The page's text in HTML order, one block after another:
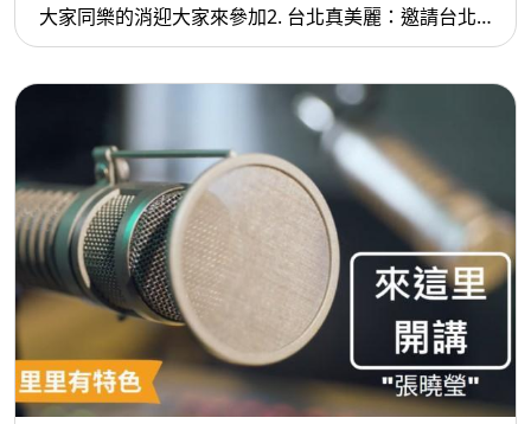
大家同樂的消迎大家來參加2. 台北真美麗：邀請台北
市圓山商商圈發展協會 呂映慈 理事長自即日起到舉辦
ˇ呃圓山漫遊活動歡迎大家體會商圈的熱情及特色